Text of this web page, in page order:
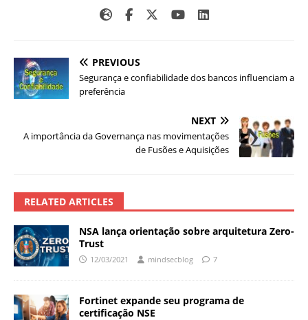
PREVIOUS
Segurança e confiabilidade dos bancos influenciam a
preferência
NEXT
A importância da Governança nas movimentações
de Fusões e Aquisições
RELATED ARTICLES
NSA lança orientação sobre arquitetura Zero-
Trust
12/03/2021 mindsecblog 7
Fortinet expande seu programa de
certificação NSE